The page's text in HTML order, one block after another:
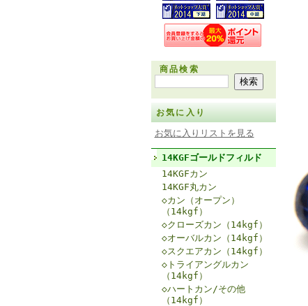
商品検索
お気に入り
お気に入りリストを見る
14KGFゴールドフィルド
14KGFカン
14KGF丸カン
◇カン（オープン）
（14kgf）
◇クローズカン（14kgf）
◇オーバルカン（14kgf）
◇スクエアカン（14kgf）
◇トライアングルカン
（14kgf）
◇ハートカン/その他
（14kgf）